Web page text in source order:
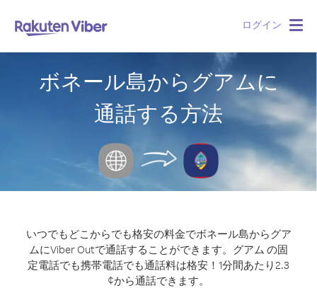
ログイン
ボネール島からグアムに
通話する方法
いつでもどこからでも格安の料金でボネール島からグア
ムにViber Outで通話することができます。 グアム の固
定電話でも携帯電話でも通話料は格安！1分間あたり2.3
¢から通話できます。